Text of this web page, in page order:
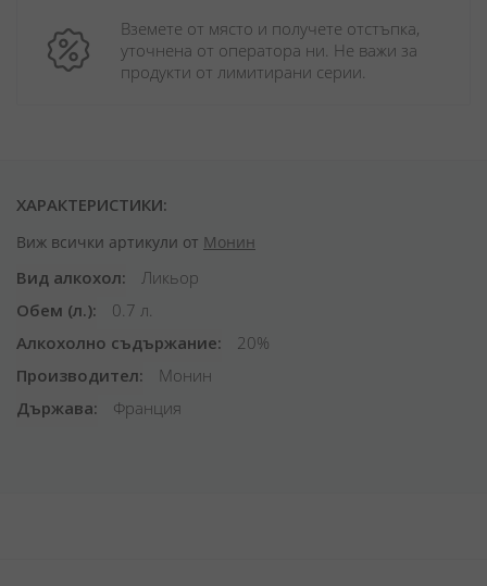
Вземете от място и получете отстъпка,
уточнена от оператора ни. Не важи за
продукти от лимитирани серии.
ХАРАКТЕРИСТИКИ:
Виж всички артикули от Монин
Вид алкохол
Ликьор
Обем (л.)
0.7 л.
Алкохолно съдържание
20%
Производител
Монин
Държава
Франция